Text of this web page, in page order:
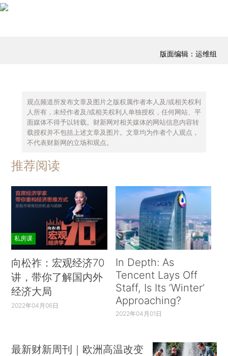
版面编辑：运维组
观点频道所发布文章及图片之版权属作者本人及/或相关权利
人所有，未经作者及/或相关权利人单独授权，任何网站、平
面媒体不得予以转载。财新网对相关媒体的网站信息内容转
载授权并不包括上述文章及图片。文章均为作者个人观点，
不代表财新网的立场和观点。
推荐阅读
私房课
向松祚：宏观经济70
讲，带你了解国内外
经济大局
2022年04月06日
In Depth: As
Tencent Lays Off
Staff, Is Its ‘Winter’
Approaching?
2022年04月01日
最新财新周刊｜欧洲高温改变